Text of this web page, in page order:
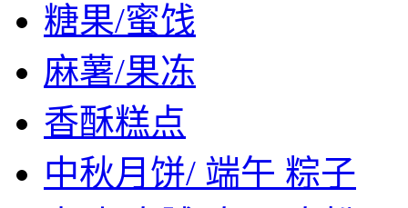
糖果/蜜饯
麻薯/果冻
香酥糕点
中秋月饼/ 端午 粽子